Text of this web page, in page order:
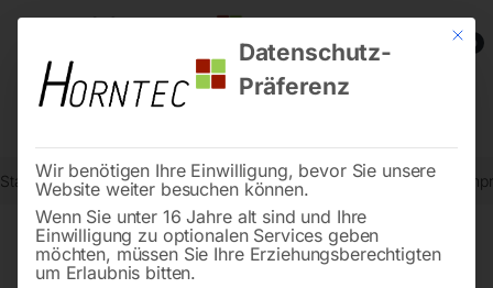
0
Start Drucklufttechnologie Schallgedämmte Kompressoren
Mit
Datenschutz-
Präferenz
Wir benötigen Ihre Einwilligung, bevor Sie unsere
Website weiter besuchen können.
Wenn Sie unter 16 Jahre alt sind und Ihre
Einwilligung zu optionalen Services geben
möchten, müssen Sie Ihre Erziehungsberechtigten
um Erlaubnis bitten.